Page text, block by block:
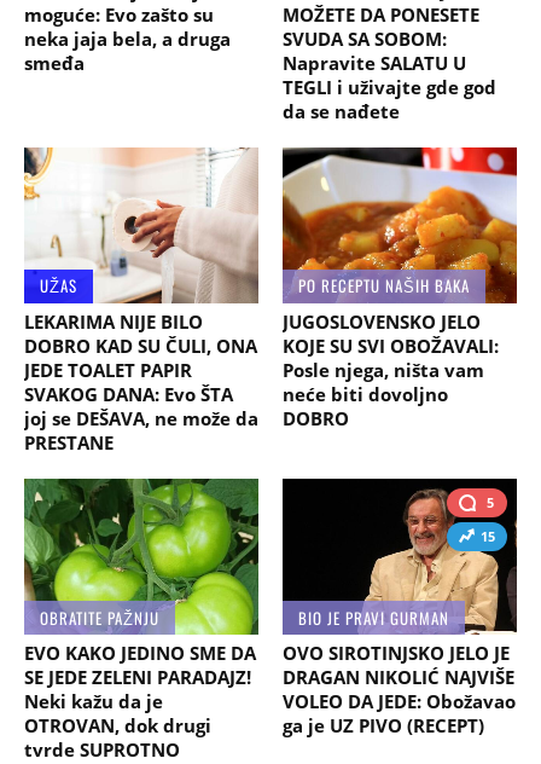
moguće: Evo zašto su
neka jaja bela, a druga
smeđa
MOŽETE DA PONESETE
SVUDA SA SOBOM:
Napravite SALATU U
TEGLI i uživajte gde god
da se nađete
UŽAS
LEKARIMA NIJE BILO
DOBRO KAD SU ČULI, ONA
JEDE TOALET PAPIR
SVAKOG DANA: Evo ŠTA
joj se DEŠAVA, ne može da
PRESTANE
PO RECEPTU NAŠIH BAKA
JUGOSLOVENSKO JELO
KOJE SU SVI OBOŽAVALI:
Posle njega, ništa vam
neće biti dovoljno
DOBRO
OBRATITE PAŽNJU
EVO KAKO JEDINO SME DA
SE JEDE ZELENI PARADAJZ!
Neki kažu da je
OTROVAN, dok drugi
tvrde SUPROTNO
5
15
BIO JE PRAVI GURMAN
OVO SIROTINJSKO JELO JE
DRAGAN NIKOLIĆ NAJVIŠE
VOLEO DA JEDE: Obožavao
ga je UZ PIVO (RECEPT)